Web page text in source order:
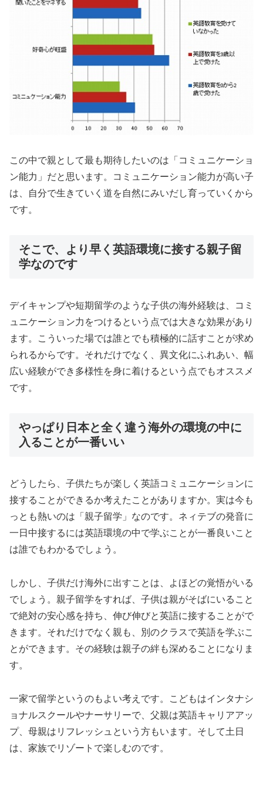
この中で親として最も期待したいのは「コミュニケーショ
ン能力」だと思います。コミュニケーション能力が高い子
は、自分で生きていく道を自然にみいだし育っていくから
です。
そこで、より早く英語環境に接する親子留
学なのです
デイキャンプや短期留学のような子供の海外経験は、コミ
ュニケーション力をつけるという点では大きな効果があり
ます。こういった場では誰とでも積極的に話すことが求め
られるからです。それだけでなく、異文化にふれあい、幅
広い経験ができ多様性を身に着けるという点でもオススメ
です。
やっぱり日本と全く違う海外の環境の中に
入ることが一番いい
どうしたら、子供たちが楽しく英語コミュニケーションに
接することができるか考えたことがありますか。実は今も
っとも熱いのは「親子留学」なのです。ネィテブの発音に
一日中接するには英語環境の中で学ぶことが一番良いこと
は誰でもわかるでしょう。
しかし、子供だけ海外に出すことは、よほどの覚悟がいる
でしょう。親子留学をすれば、子供は親がそばにいること
で絶対の安心感を持ち、伸び伸びと英語に接することがで
きます。それだけでなく親も、別のクラスで英語を学ぶこ
とができます。その経験は親子の絆も深めることになりま
す。
一家で留学というのもよい考えです。こどもはインタナシ
ョナルスクールやナーサリーで、父親は英語キャリアアッ
プ、母親はリフレッシュという方もいます。そして土日
は、家族でリゾートで楽しむのです。